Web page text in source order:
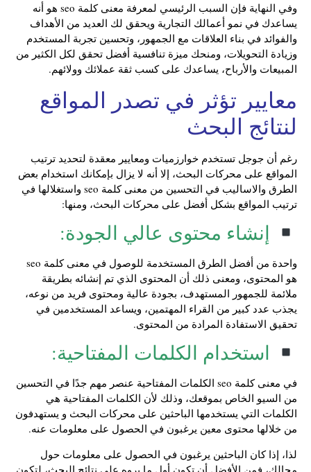
وفي النهاية فإن السبب الرئيسي لمعرفة معنى كلمة seo هو أنه
يساعدك في نمو أعمالك التجارية ويحقق لك العديد من الأهداف
والفوائد في بناء العلاقات مع الجمهور، وتحسين تجربة المستخدم
وزيادة التحويلات، ومنحك ميزة تنافسية أفضل تحقق لكل الكثير من
المبيعات والأرباح، يساعدك على كسب ثقة عملائك وولائهم.
معايير تؤثر في تصدر المواقع
لنتائج البحث
رغم أن جوجل تستخدم خوارزميات ومعايير معقدة لتحديد ترتيب
المواقع على محركات البحث، إلا أنه لا يزال بإمكانك استخدام بعض
الطرق والاساليب في التحسين من معنى كلمة seo واستغلالها في
ترتيب المواقع بشكل أفضل على محركات البحث، ومنها:
إنشاء محتوى عالي الجودة:
واحدة من أفضل الطرق المستخدمة للوصول في معنى كلمة seo
هو المحتوى، ومعنى ذلك أن المحتوى الذي تم إنشائه بطريقة
ملائمة للجمهور المستهدف، بجودة عالية ومحتوى فريد من نوعه،
يجذب عدد كبير من القراء المهتمين، ويساعد المستخدمين في
تحقيق الاستفادة المرادة من المحتوى.
استخدام الكلمات المفتاحية:
في معنى كلمة seo الكلمات المفتاحية عنصر مهم جدًا في التحسين
من السيو الخاص بموقعك، وذلك لأن الكلمات المفتاحية هي
الكلمات التي يستخدمها الباحثين على محركات البحث و يستهدفون
من خلالها محتوى معين يرغبون في الحصول على معلومات عنه.
لذا، إذا كان الباحثين يرغبون في الحصول على معلومات حول
مجالك، فمن الأفضل أن تكون أول ما يروه على نتائج البحث، لتكون